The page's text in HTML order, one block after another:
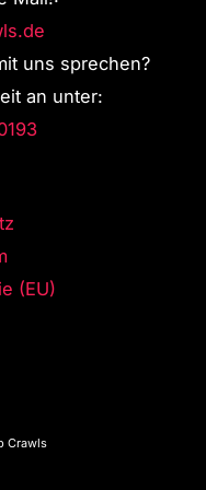
uns sprechen?
an unter:
(EU)
Crawls